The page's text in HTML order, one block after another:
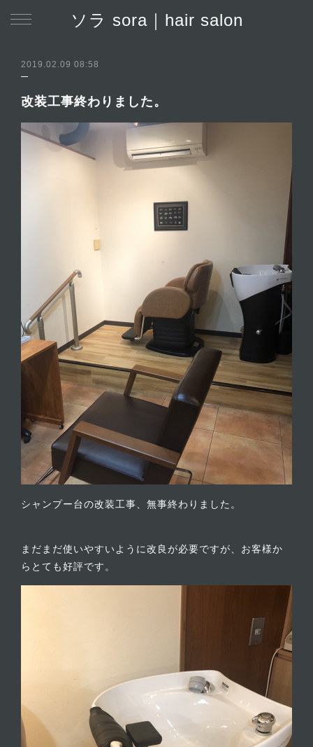
ソラ sora｜hair salon
2019.02.09 08:58
改装工事終わりました。
シャンプー台の改装工事、無事終わりました。
まだまだ使いやすいように改良が必要ですが、お客様か
らとても好評です。